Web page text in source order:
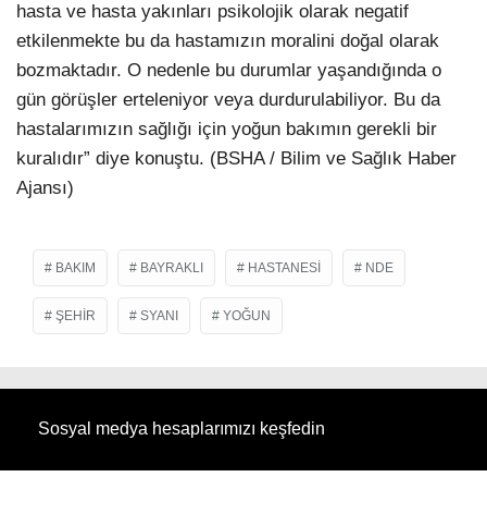
hasta ve hasta yakınları psikolojik olarak negatif
etkilenmekte bu da hastamızın moralini doğal olarak
bozmaktadır. O nedenle bu durumlar yaşandığında o
gün görüşler erteleniyor veya durdurulabiliyor. Bu da
hastalarımızın sağlığı için yoğun bakımın gerekli bir
kuralıdır” diye konuştu. (BSHA / Bilim ve Sağlık Haber
Ajansı)
BAKIM BAYRAKLI HASTANESI NDE
ŞEHIR SYANI YOĞUN
Sosyal medya hesaplarımızı keşfedin